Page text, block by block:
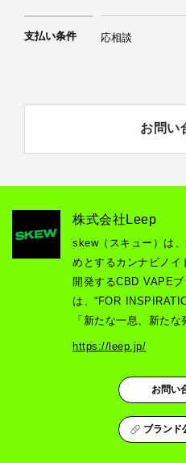
支払い条件 応相談
お問い
株式会社Leep
skew（スキュー）は
めとするカンナビノイ
開発するCBD VAPE
は、“FOR
「新たな一息、新たな
https://leep.jp/
お問い
ブランド